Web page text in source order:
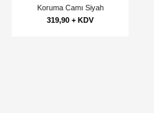
Koruma Camı Siyah
319,90 + KDV